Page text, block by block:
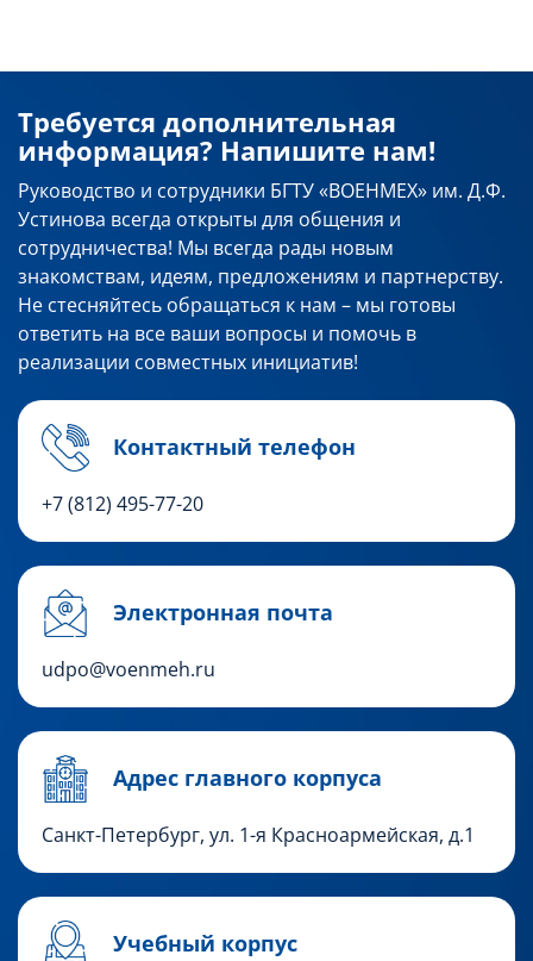
Требуется дополнительная
информация? Напишите нам!
Руководство и сотрудники БГТУ «ВОЕНМЕХ» им. Д.Ф.
Устинова всегда открыты для общения и
сотрудничества! Мы всегда рады новым
знакомствам, идеям, предложениям и партнерству.
Не стесняйтесь обращаться к нам – мы готовы
ответить на все ваши вопросы и помочь в
реализации совместных инициатив!
Контактный телефон
+7 (812) 495-77-20
Электронная почта
udpo@voenmeh.ru
Адрес главного корпуса
Санкт-Петербург, ул. 1-я Красноармейская, д.1
Учебный корпус